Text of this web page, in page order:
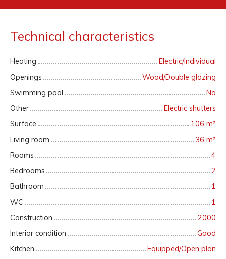
Technical characteristics
Heating
Electric/Individual
Openings
Wood/Double glazing
Swimming pool
No
Other
Electric shutters
Surface
106 m²
Living room
36 m²
Rooms
4
Bedrooms
2
Bathroom
1
WC
1
Construction
2000
Interior condition
Good
Kitchen
Equipped/Open plan